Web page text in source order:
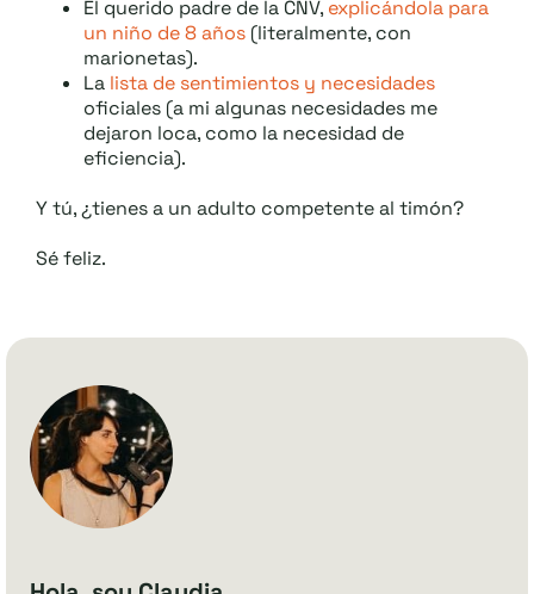
El querido padre de la CNV, explicándola para
un niño de 8 años (literalmente, con
marionetas).
La lista de sentimientos y necesidades
oficiales (a mi algunas necesidades me
dejaron loca, como la necesidad de
eficiencia).
Y tú, ¿tienes a un adulto competente al timón?
Sé feliz.